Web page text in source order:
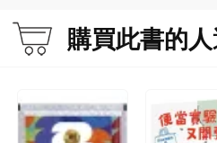
購買此書的